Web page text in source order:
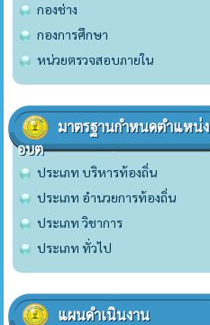
กองช่าง
กองการศึกษา
หน่วยตรวจสอบภายใน
มาตรฐานกำหนดตำแหน่ง
อบต
ประเภท บริหารท้องถิ่น
ประเภท อำนวยการท้องถิ่น
ประเภท วิชาการ
ประเภท ทั่วไป
แผนดำเนินงาน